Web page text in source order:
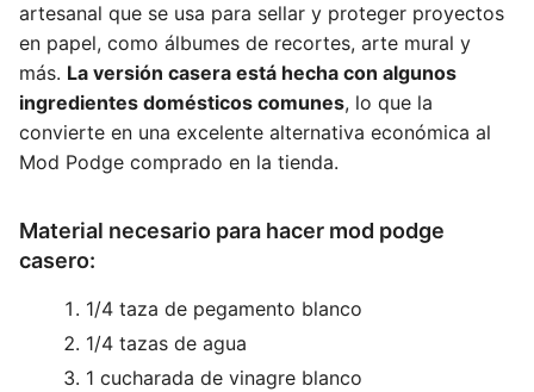
artesanal que se usa para sellar y proteger proyectos
en papel, como álbumes de recortes, arte mural y
más. La versión casera está hecha con algunos
ingredientes domésticos comunes, lo que la
convierte en una excelente alternativa económica al
Mod Podge comprado en la tienda.
Material necesario para hacer mod podge
casero:
1/4 taza de pegamento blanco
1/4 tazas de agua
1 cucharada de vinagre blanco